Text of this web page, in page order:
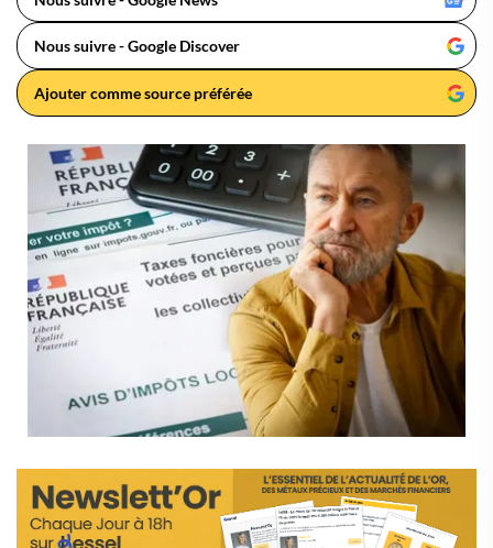
Nous suivre - Google Discover
Ajouter comme source préférée